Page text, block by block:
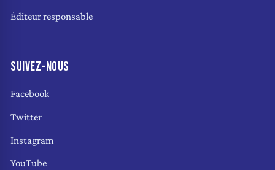
Éditeur responsable
SUIVEZ-NOUS
Facebook
Twitter
Instagram
YouTube